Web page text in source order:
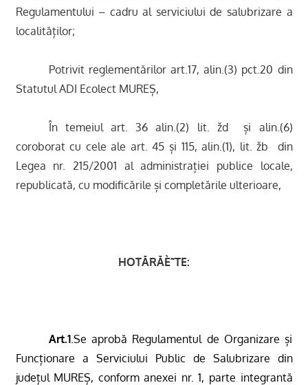
Regulamentului – cadru al serviciului de salubrizare a
localităților;
Potrivit reglementărilor art.17, alin.(3) pct.20 din
Statutul ADI Ecolect MUREȘ,
În temeiul art. 36 alin.(2) lit. žd  și alin.(6)
coroborat cu cele ale art. 45 și 115, alin.(1), lit. žb  din
Legea nr. 215/2001 al administrației publice locale,
republicată, cu modificările și completările ulterioare,
HOTĂRĂÈ˜TE:
Art.1.Se aprobă Regulamentul de Organizare și
Funcționare a Serviciului Public de Salubrizare din
județul MUREȘ, conform anexei nr. 1, parte integrantă